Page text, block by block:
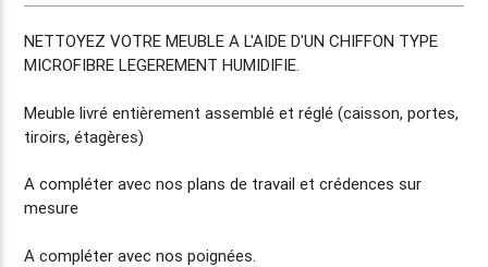
NETTOYEZ VOTRE MEUBLE A L'AIDE D'UN CHIFFON TYPE
MICROFIBRE LEGEREMENT HUMIDIFIE.
Meuble livré entièrement assemblé et réglé (caisson, portes,
tiroirs, étagères)
A compléter avec nos plans de travail et crédences sur
mesure
A compléter avec nos poignées.